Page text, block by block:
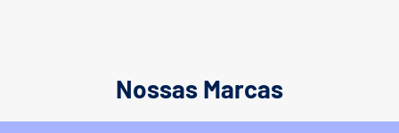
Nossas Marcas